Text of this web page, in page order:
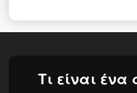
Τι είναι ένα